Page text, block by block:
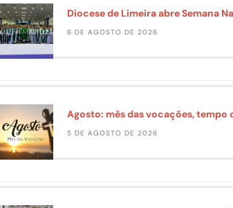
Diocese de Limeira abre Semana
6 DE AGOSTO DE 2026
Agosto: mês das vocações, tempo
5 DE AGOSTO DE 2026